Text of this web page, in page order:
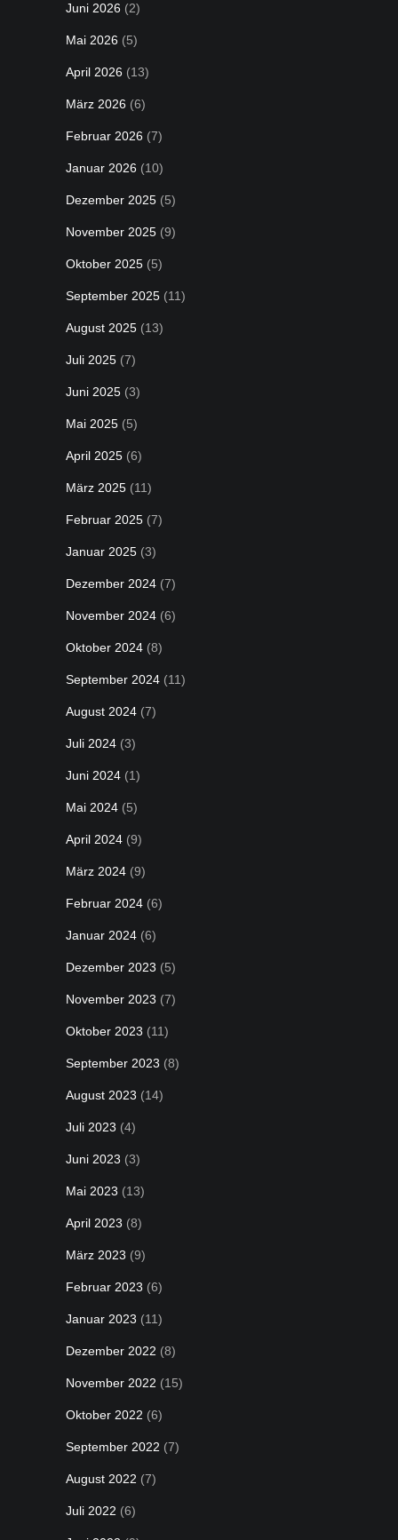
Juni 2026 (2)
Mai 2026 (5)
April 2026 (13)
März 2026 (6)
Februar 2026 (7)
Januar 2026 (10)
Dezember 2025 (5)
November 2025 (9)
Oktober 2025 (5)
September 2025 (11)
August 2025 (13)
Juli 2025 (7)
Juni 2025 (3)
Mai 2025 (5)
April 2025 (6)
März 2025 (11)
Februar 2025 (7)
Januar 2025 (3)
Dezember 2024 (7)
November 2024 (6)
Oktober 2024 (8)
September 2024 (11)
August 2024 (7)
Juli 2024 (3)
Juni 2024 (1)
Mai 2024 (5)
April 2024 (9)
März 2024 (9)
Februar 2024 (6)
Januar 2024 (6)
Dezember 2023 (5)
November 2023 (7)
Oktober 2023 (11)
September 2023 (8)
August 2023 (14)
Juli 2023 (4)
Juni 2023 (3)
Mai 2023 (13)
April 2023 (8)
März 2023 (9)
Februar 2023 (6)
Januar 2023 (11)
Dezember 2022 (8)
November 2022 (15)
Oktober 2022 (6)
September 2022 (7)
August 2022 (7)
Juli 2022 (6)